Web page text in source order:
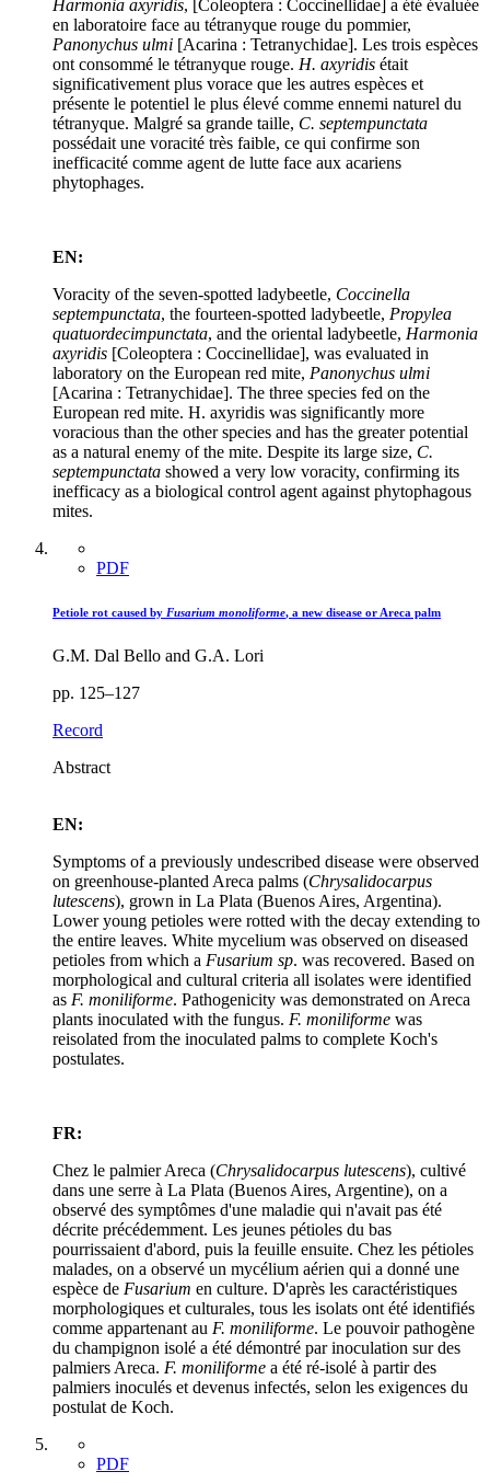
Harmonia axyridis, [Coleoptera : Coccinellidae] a été évaluée
en laboratoire face au tétranyque rouge du pommier,
Panonychus ulmi [Acarina : Tetranychidae]. Les trois espèces
ont consommé le tétranyque rouge. H. axyridis était
significativement plus vorace que les autres espèces et
présente le potentiel le plus élevé comme ennemi naturel du
tétranyque. Malgré sa grande taille, C. septempunctata
possédait une voracité très faible, ce qui confirme son
inefficacité comme agent de lutte face aux acariens
phytophages.
EN:
Voracity of the seven-spotted ladybeetle, Coccinella
septempunctata, the fourteen-spotted ladybeetle, Propylea
quatuordecimpunctata, and the oriental ladybeetle, Harmonia
axyridis [Coleoptera : Coccinellidae], was evaluated in
laboratory on the European red mite, Panonychus ulmi
[Acarina : Tetranychidae]. The three species fed on the
European red mite. H. axyridis was significantly more
voracious than the other species and has the greater potential
as a natural enemy of the mite. Despite its large size, C.
septempunctata showed a very low voracity, confirming its
inefficacy as a biological control agent against phytophagous
mites.
PDF
Petiole rot caused by Fusarium monoliforme, a new disease or Areca palm
G.M. Dal Bello and G.A. Lori
pp. 125–127
Record
Abstract
EN:
Symptoms of a previously undescribed disease were observed
on greenhouse-planted Areca palms (Chrysalidocarpus
lutescens), grown in La Plata (Buenos Aires, Argentina).
Lower young petioles were rotted with the decay extending to
the entire leaves. White mycelium was observed on diseased
petioles from which a Fusarium sp. was recovered. Based on
morphological and cultural criteria all isolates were identified
as F. moniliforme. Pathogenicity was demonstrated on Areca
plants inoculated with the fungus. F. moniliforme was
reisolated from the inoculated palms to complete Koch's
postulates.
FR:
Chez le palmier Areca (Chrysalidocarpus lutescens), cultivé
dans une serre à La Plata (Buenos Aires, Argentine), on a
observé des symptômes d'une maladie qui n'avait pas été
décrite précédemment. Les jeunes pétioles du bas
pourrissaient d'abord, puis la feuille ensuite. Chez les pétioles
malades, on a observé un mycélium aérien qui a donné une
espèce de Fusarium en culture. D'après les caractéristiques
morphologiques et culturales, tous les isolats ont été identifiés
comme appartenant au F. moniliforme. Le pouvoir pathogène
du champignon isolé a été démontré par inoculation sur des
palmiers Areca. F. moniliforme a été ré-isolé à partir des
palmiers inoculés et devenus infectés, selon les exigences du
postulat de Koch.
PDF